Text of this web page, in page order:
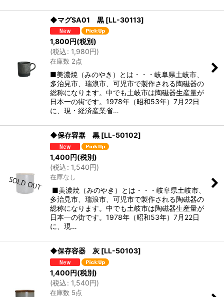
◆マグSA01 黒 [LL-30113]
1,800円(税別)
(税込: 1,980円)
在庫数 2点
■美濃焼（みのやき）とは・・・岐阜県土岐市、
多治見市、瑞浪市、可児市で製作される陶磁器の
総称になります。中でも土岐市は陶磁器生産量が
日本一の街です。1978年（昭和53年）7月22日
に、現・経済産業省…
◆保存容器 黒 [LL-50102]
1,400円(税別)
(税込: 1,540円)
在庫なし
■美濃焼（みのやき）とは・・・岐阜県土岐市、
多治見市、瑞浪市、可児市で製作される陶磁器の
総称になります。中でも土岐市は陶磁器生産量が
日本一の街です。1978年（昭和53年）7月22日
に、現…
◆保存容器 灰 [LL-50103]
1,400円(税別)
(税込: 1,540円)
在庫数 5点